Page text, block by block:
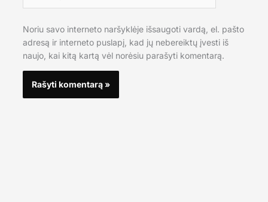
Noriu savo interneto naršyklėje išsaugoti vardą, el. pašto
adresą ir interneto puslapį, kad jų nebereiktų įvesti iš
naujo, kai kitą kartą vėl norėsiu parašyti komentarą.